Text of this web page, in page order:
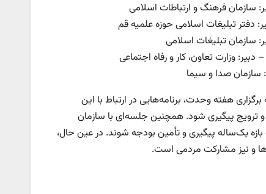
سازمان فرهنگ و ارتباطات اسلامی
دفتر تبلیغات اسلامی حوزه علمیه قم
سازمان تبلیغات اسلامی
وزارت تعاون، کار و رفاه اجتماعی
سازمان صدا و سیما
هفته وحدت، برنامه‌هایی در ارتباط با این
ترویج پیگیری شود. همچنین جلسه‌ای با سازمان
بازه یک‌ساله پیگیری و تأمین بودجه شوند. در عین حال،
و نیز مشارکت مردمی است.